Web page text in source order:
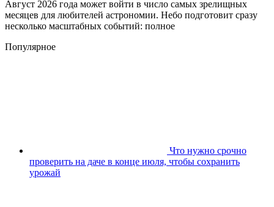
Август 2026 года может войти в число самых зрелищных
месяцев для любителей астрономии. Небо подготовит сразу
несколько масштабных событий: полное
Популярное
Что нужно срочно
проверить на даче в конце июля, чтобы сохранить
урожай